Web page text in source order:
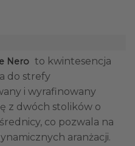
Nero to kwintesencja
do strefy
i wyrafinowany
z dwóch stolików o
co pozwala na
aranżacji.